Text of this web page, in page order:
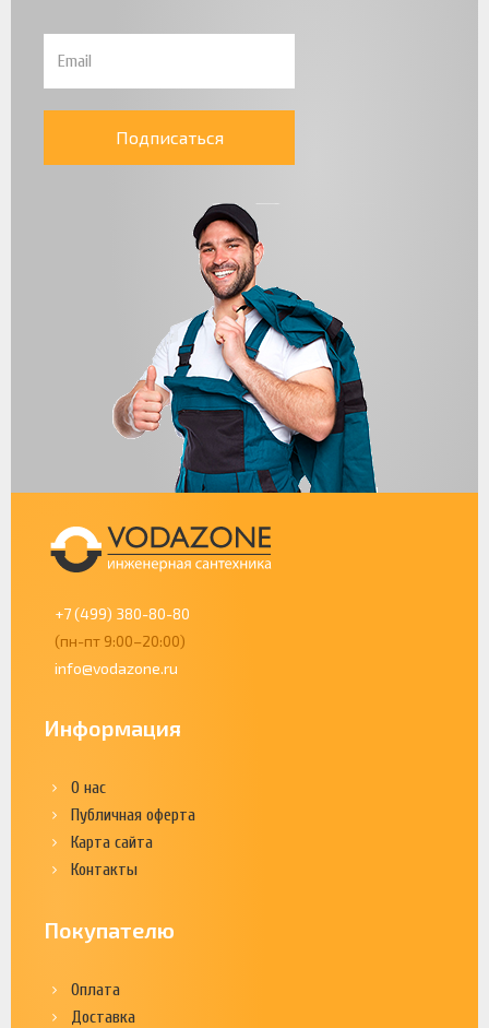
Подписаться
+7 (499) 380-80-80
(пн-пт 9:00–20:00)
info@vodazone.ru
Информация
О нас
Публичная оферта
Карта сайта
Контакты
Покупателю
Оплата
Доставка